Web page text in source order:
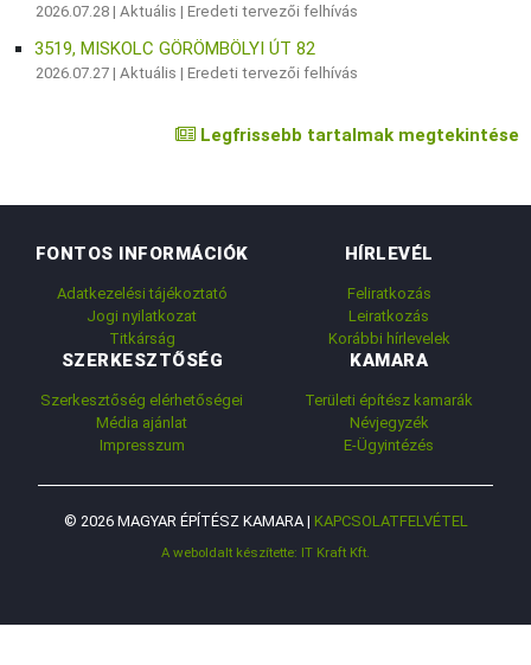
2026.07.28 |Aktuális |Eredeti tervezői felhívás
3519, MISKOLC GÖRÖMBÖLYI ÚT 82
2026.07.27 |Aktuális |Eredeti tervezői felhívás
Legfrissebb tartalmak megtekintése
FONTOS INFORMÁCIÓK
Adatkezelési tájékoztató
Jogi nyilatkozat
Titkárság
HÍRLEVÉL
Feliratkozás
Leiratkozás
Korábbi hírlevelek
SZERKESZTŐSÉG
Szerkesztőség elérhetőségei
Média ajánlat
Impresszum
KAMARA
Területi építész kamarák
Névjegyzék
E-Ügyintézés
© 2026 MAGYAR ÉPÍTÉSZ KAMARA | KAPCSOLATFELVÉTEL
A weboldalt készítette: IT Kraft Kft.